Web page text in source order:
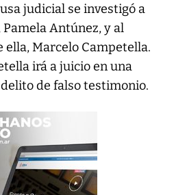
judicial se investigó a
Antúnez, y al
Marcelo Campetella.
irá a juicio en una
de falso testimonio.